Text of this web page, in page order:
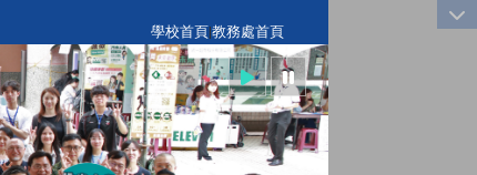
學校首頁|教務處首頁